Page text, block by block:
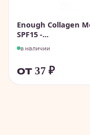
Enough Collagen
SPF15 -...
в наличии
от 37 ₽